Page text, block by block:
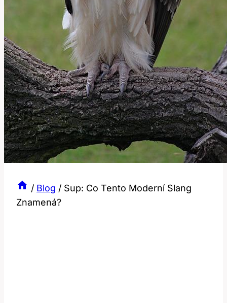
/ Blog / Sup: Co Tento Moderní Slang
Znamená?